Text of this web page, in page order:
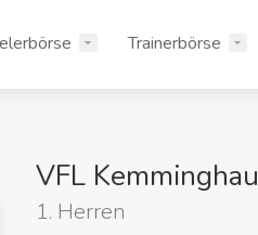
Trainerbörse
VFL
1. Herren